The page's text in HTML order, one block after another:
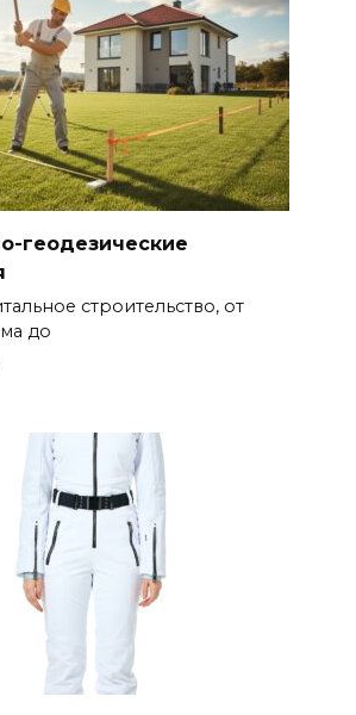
геодезические
строительство, от
до